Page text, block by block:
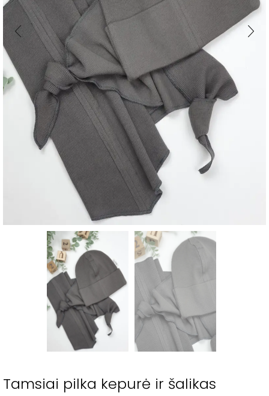
Tamsiai pilka kepurė ir šalikas